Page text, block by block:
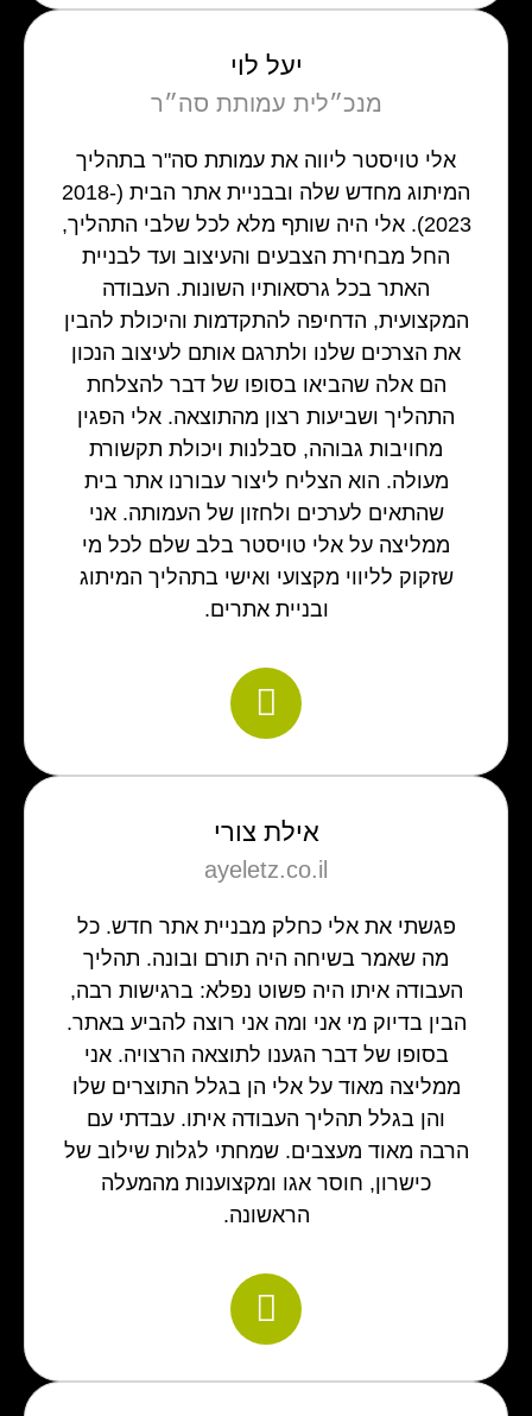
יעל לוי
מנכ״לית עמותת סה״ר
אלי טויסטר ליווה את עמותת סה"ר בתהליך
המיתוג מחדש שלה ובבניית אתר הבית (2018-
2023). אלי היה שותף מלא לכל שלבי התהליך,
החל מבחירת הצבעים והעיצוב ועד לבניית
האתר בכל גרסאותיו השונות. העבודה
המקצועית, הדחיפה להתקדמות והיכולת להבין
את הצרכים שלנו ולתרגם אותם לעיצוב הנכון
הם אלה שהביאו בסופו של דבר להצלחת
התהליך ושביעות רצון מהתוצאה. אלי הפגין
מחויבות גבוהה, סבלנות ויכולת תקשורת
מעולה. הוא הצליח ליצור עבורנו אתר בית
שהתאים לערכים ולחזון של העמותה. אני
ממליצה על אלי טויסטר בלב שלם לכל מי
שזקוק לליווי מקצועי ואישי בתהליך המיתוג
ובניית אתרים.
אילת צורי
ayeletz.co.il
פגשתי את אלי כחלק מבניית אתר חדש. כל
מה שאמר בשיחה היה תורם ובונה. תהליך
העבודה איתו היה פשוט נפלא: ברגישות רבה,
הבין בדיוק מי אני ומה אני רוצה להביע באתר.
בסופו של דבר הגענו לתוצאה הרצויה. אני
ממליצה מאוד על אלי הן בגלל התוצרים שלו
והן בגלל תהליך העבודה איתו. עבדתי עם
הרבה מאוד מעצבים. שמחתי לגלות שילוב של
כישרון, חוסר אגו ומקצוענות מהמעלה
הראשונה.